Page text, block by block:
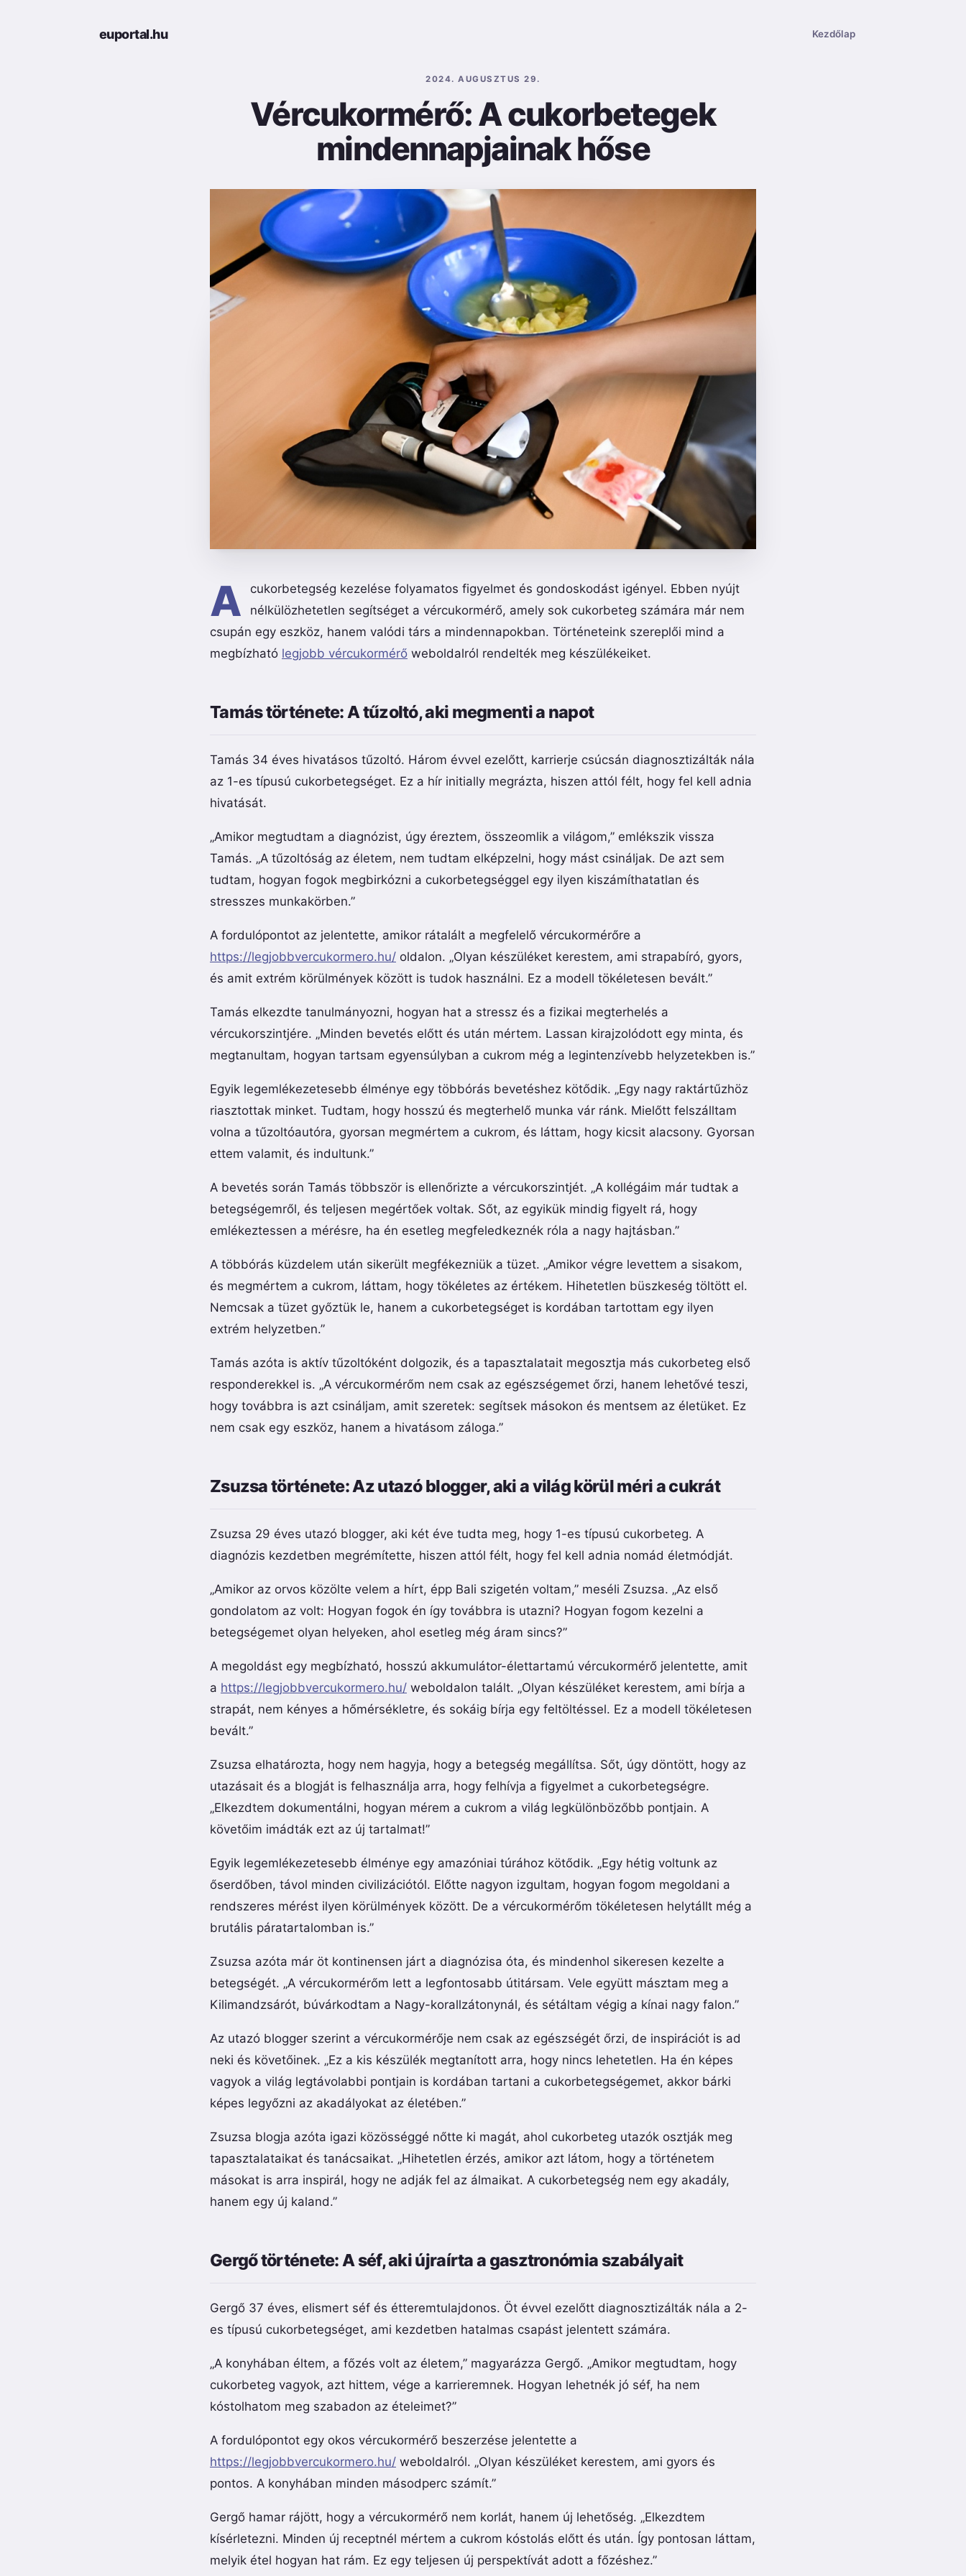
euportal.hu Kezdőlap
2024. AUGUSZTUS 29.
Vércukormérő: A cukorbetegek
mindennapjainak hőse
A
cukorbetegség kezelése folyamatos figyelmet és gondoskodást igényel. Ebben nyújt
nélkülözhetetlen segítséget a vércukormérő, amely sok cukorbeteg számára már nem
csupán egy eszköz, hanem valódi társ a mindennapokban. Történeteink szereplői mind a
megbízható legjobb vércukormérő weboldalról rendelték meg készülékeiket.
Tamás története: A tűzoltó, aki megmenti a napot
Tamás 34 éves hivatásos tűzoltó. Három évvel ezelőtt, karrierje csúcsán diagnosztizálták nála
az 1-es típusú cukorbetegséget. Ez a hír initially megrázta, hiszen attól félt, hogy fel kell adnia
hivatását.
„Amikor megtudtam a diagnózist, úgy éreztem, összeomlik a világom,” emlékszik vissza
Tamás. „A tűzoltóság az életem, nem tudtam elképzelni, hogy mást csináljak. De azt sem
tudtam, hogyan fogok megbirkózni a cukorbetegséggel egy ilyen kiszámíthatatlan és
stresszes munkakörben.”
A fordulópontot az jelentette, amikor rátalált a megfelelő vércukormérőre a
https://legjobbvercukormero.hu/ oldalon. „Olyan készüléket kerestem, ami strapabíró, gyors,
és amit extrém körülmények között is tudok használni. Ez a modell tökéletesen bevált.”
Tamás elkezdte tanulmányozni, hogyan hat a stressz és a fizikai megterhelés a
vércukorszintjére. „Minden bevetés előtt és után mértem. Lassan kirajzolódott egy minta, és
megtanultam, hogyan tartsam egyensúlyban a cukrom még a legintenzívebb helyzetekben is.”
Egyik legemlékezetesebb élménye egy többórás bevetéshez kötődik. „Egy nagy raktártűzhöz
riasztottak minket. Tudtam, hogy hosszú és megterhelő munka vár ránk. Mielőtt felszálltam
volna a tűzoltóautóra, gyorsan megmértem a cukrom, és láttam, hogy kicsit alacsony. Gyorsan
ettem valamit, és indultunk.”
A bevetés során Tamás többször is ellenőrizte a vércukorszintjét. „A kollégáim már tudtak a
betegségemről, és teljesen megértőek voltak. Sőt, az egyikük mindig figyelt rá, hogy
emlékeztessen a mérésre, ha én esetleg megfeledkeznék róla a nagy hajtásban.”
A többórás küzdelem után sikerült megfékezniük a tüzet. „Amikor végre levettem a sisakom,
és megmértem a cukrom, láttam, hogy tökéletes az értékem. Hihetetlen büszkeség töltött el.
Nemcsak a tüzet győztük le, hanem a cukorbetegséget is kordában tartottam egy ilyen
extrém helyzetben.”
Tamás azóta is aktív tűzoltóként dolgozik, és a tapasztalatait megosztja más cukorbeteg első
responderekkel is. „A vércukormérőm nem csak az egészségemet őrzi, hanem lehetővé teszi,
hogy továbbra is azt csináljam, amit szeretek: segítsek másokon és mentsem az életüket. Ez
nem csak egy eszköz, hanem a hivatásom záloga.”
Zsuzsa története: Az utazó blogger, aki a világ körül méri a cukrát
Zsuzsa 29 éves utazó blogger, aki két éve tudta meg, hogy 1-es típusú cukorbeteg. A
diagnózis kezdetben megrémítette, hiszen attól félt, hogy fel kell adnia nomád életmódját.
„Amikor az orvos közölte velem a hírt, épp Bali szigetén voltam,” meséli Zsuzsa. „Az első
gondolatom az volt: Hogyan fogok én így továbbra is utazni? Hogyan fogom kezelni a
betegségemet olyan helyeken, ahol esetleg még áram sincs?”
A megoldást egy megbízható, hosszú akkumulátor-élettartamú vércukormérő jelentette, amit
a https://legjobbvercukormero.hu/ weboldalon talált. „Olyan készüléket kerestem, ami bírja a
strapát, nem kényes a hőmérsékletre, és sokáig bírja egy feltöltéssel. Ez a modell tökéletesen
bevált.”
Zsuzsa elhatározta, hogy nem hagyja, hogy a betegség megállítsa. Sőt, úgy döntött, hogy az
utazásait és a blogját is felhasználja arra, hogy felhívja a figyelmet a cukorbetegségre.
„Elkezdtem dokumentálni, hogyan mérem a cukrom a világ legkülönbözőbb pontjain. A
követőim imádták ezt az új tartalmat!”
Egyik legemlékezetesebb élménye egy amazóniai túrához kötődik. „Egy hétig voltunk az
őserdőben, távol minden civilizációtól. Előtte nagyon izgultam, hogyan fogom megoldani a
rendszeres mérést ilyen körülmények között. De a vércukormérőm tökéletesen helytállt még a
brutális páratartalomban is.”
Zsuzsa azóta már öt kontinensen járt a diagnózisa óta, és mindenhol sikeresen kezelte a
betegségét. „A vércukormérőm lett a legfontosabb útitársam. Vele együtt másztam meg a
Kilimandzsárót, búvárkodtam a Nagy-korallzátonynál, és sétáltam végig a kínai nagy falon.”
Az utazó blogger szerint a vércukormérője nem csak az egészségét őrzi, de inspirációt is ad
neki és követőinek. „Ez a kis készülék megtanított arra, hogy nincs lehetetlen. Ha én képes
vagyok a világ legtávolabbi pontjain is kordában tartani a cukorbetegségemet, akkor bárki
képes legyőzni az akadályokat az életében.”
Zsuzsa blogja azóta igazi közösséggé nőtte ki magát, ahol cukorbeteg utazók osztják meg
tapasztalataikat és tanácsaikat. „Hihetetlen érzés, amikor azt látom, hogy a történetem
másokat is arra inspirál, hogy ne adják fel az álmaikat. A cukorbetegség nem egy akadály,
hanem egy új kaland.”
Gergő története: A séf, aki újraírta a gasztronómia szabályait
Gergő 37 éves, elismert séf és étteremtulajdonos. Öt évvel ezelőtt diagnosztizálták nála a 2-
es típusú cukorbetegséget, ami kezdetben hatalmas csapást jelentett számára.
„A konyhában éltem, a főzés volt az életem,” magyarázza Gergő. „Amikor megtudtam, hogy
cukorbeteg vagyok, azt hittem, vége a karrieremnek. Hogyan lehetnék jó séf, ha nem
kóstolhatom meg szabadon az ételeimet?”
A fordulópontot egy okos vércukormérő beszerzése jelentette a
https://legjobbvercukormero.hu/ weboldalról. „Olyan készüléket kerestem, ami gyors és
pontos. A konyhában minden másodperc számít.”
Gergő hamar rájött, hogy a vércukormérő nem korlát, hanem új lehetőség. „Elkezdtem
kísérletezni. Minden új receptnél mértem a cukrom kóstolás előtt és után. Így pontosan láttam,
melyik étel hogyan hat rám. Ez egy teljesen új perspektívát adott a főzéshez.”